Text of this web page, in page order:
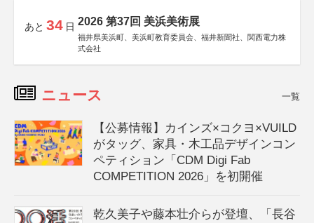
あと 34 日 2026 第37回 美浜美術展
福井県美浜町、美浜町教育委員会、福井新聞社、関西電力株
式会社
ニュース 一覧
【公募情報】カインズ×コクヨ×VUILD
がタッグ、家具・木工品デザインコン
ペティション「CDM Digi Fab
COMPETITION 2026」を初開催
乾久美子や藤本壮介らが登壇、「長谷